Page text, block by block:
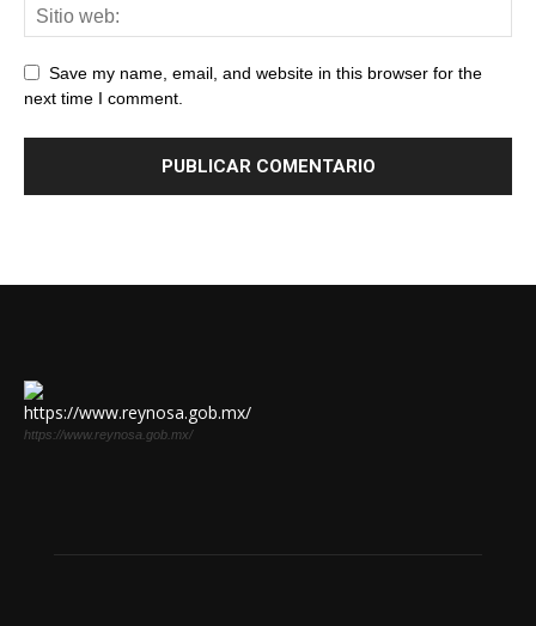
Save my name, email, and website in this browser for the
next time I comment.
https://www.reynosa.gob.mx/